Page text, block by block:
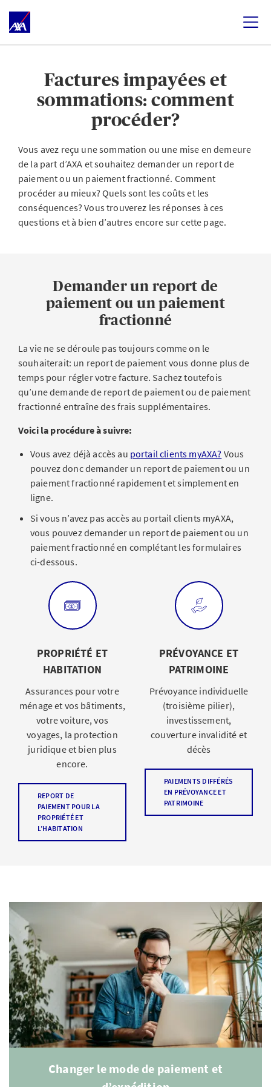
Factures impayées et
sommations: comment
procéder?
Vous avez reçu une sommation ou une mise en demeure
de la part d’AXA et souhaitez demander un report de
paiement ou un paiement fractionné. Comment
procéder au mieux? Quels sont les coûts et les
conséquences? Vous trouverez les réponses à ces
questions et à bien d’autres encore sur cette page.
Demander un report de
paiement ou un paiement
fractionné
La vie ne se déroule pas toujours comme on le
souhaiterait: un report de paiement vous donne plus de
temps pour régler votre facture. Sachez toutefois
qu’une demande de report de paiement ou de paiement
fractionné entraîne des frais supplémentaires.
Voici la procédure à suivre:
Vous avez déjà accès au portail clients myAXA? Vous
pouvez donc demander un report de paiement ou un
paiement fractionné rapidement et simplement en
ligne.
Si vous n’avez pas accès au portail clients myAXA,
vous pouvez demander un report de paiement ou un
paiement fractionné en complétant les formulaires
ci-dessous.
PROPRIÉTÉ ET
HABITATION
Assurances pour votre
ménage et vos bâtiments,
votre voiture, vos
voyages, la protection
juridique et bien plus
encore.
REPORT DE
PAIEMENT POUR LA
PROPRIÉTÉ ET
L’HABITATION
PRÉVOYANCE ET
PATRIMOINE
Prévoyance individuelle
(troisième pilier),
investissement,
couverture invalidité et
décès
PAIEMENTS DIFFÉRÉS
EN PRÉVOYANCE ET
PATRIMOINE
Changer le mode de paiement et